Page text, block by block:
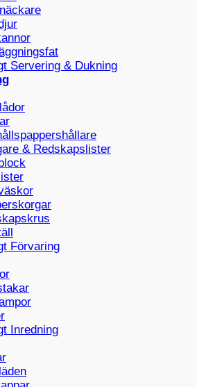
Servering & Dukning
& Redskapslister
Förvaring
Inredning